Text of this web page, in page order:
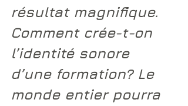
résultat magnifique.
Comment crée-t-on
l’identité sonore
d’une formation? Le
monde entier pourra